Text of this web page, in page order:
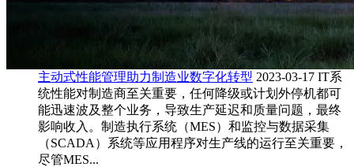
主动式性能管理助力制造业数字化转型 2023-03-17 IT系
统性能对制造商至关重要，任何降级或计划外停机都可
能迅速波及整个业务，导致生产延迟和质量问题，最终
影响收入。制造执行系统（MES）和监控与数据采集
（SCADA）系统等应用程序对生产线的运行至关重要，
尽管MES...